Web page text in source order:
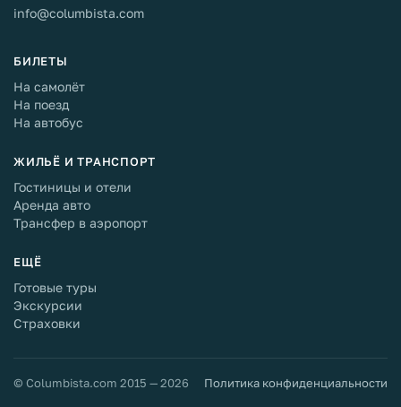
info@columbista.com
БИЛЕТЫ
На самолёт
На поезд
На автобус
ЖИЛЬЁ И ТРАНСПОРТ
Гостиницы и отели
Аренда авто
Трансфер в аэропорт
ЕЩЁ
Готовые туры
Экскурсии
Страховки
© Columbista.com 2015 — 2026 Политика конфиденциальности